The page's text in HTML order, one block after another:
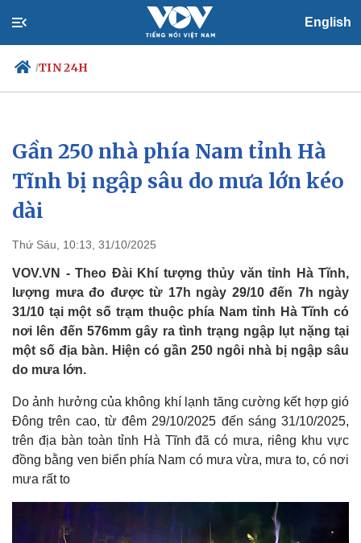
English
/TIN 24H
Chính trị
Đảng
Tổ chức nhân sự
Quốc hội
Xã hội
Tin 24h
Dự báo thời tiết
Gần 250 nhà phía Nam tỉnh Hà
Tĩnh bị ngập sâu do mưa lớn kéo
dài
Thứ Sáu, 10:13, 31/10/2025
VOV.VN - Theo Đài Khí tượng thủy văn tỉnh Hà Tĩnh,
lượng mưa đo được từ 17h ngày 29/10 đến 7h ngày
31/10 tại một số trạm thuộc phía Nam tỉnh Hà Tĩnh có
nơi lên đến 576mm gây ra tình trạng ngập lụt nặng tại
một số địa bàn. Hiện có gần 250 ngôi nhà bị ngập sâu
do mưa lớn.
Do ảnh hưởng của không khí lạnh tăng cường kết hợp gió
Đông trên cao, từ đêm 29/10/2025 đến sáng 31/10/2025,
trên địa bàn toàn tỉnh Hà Tĩnh đã có mưa, riêng khu vực
đồng bằng ven biển phía Nam có mưa vừa, mưa to, có nơi
mưa rất to